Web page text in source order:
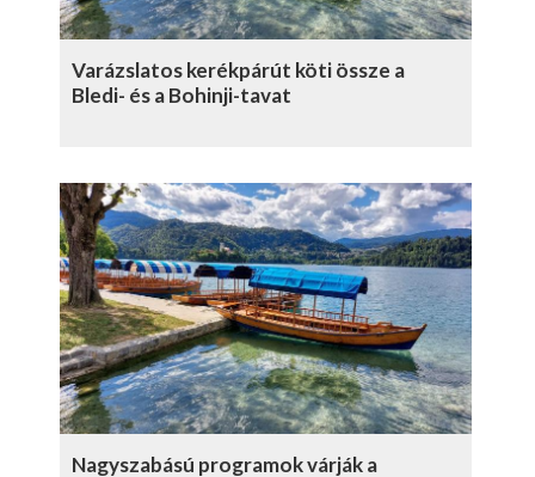
Varázslatos kerékpárút köti össze a
Bledi- és a Bohinji-tavat
Nagyszabású programok várják a